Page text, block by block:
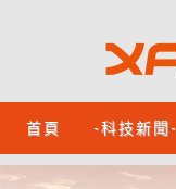
首頁 -科技新聞-